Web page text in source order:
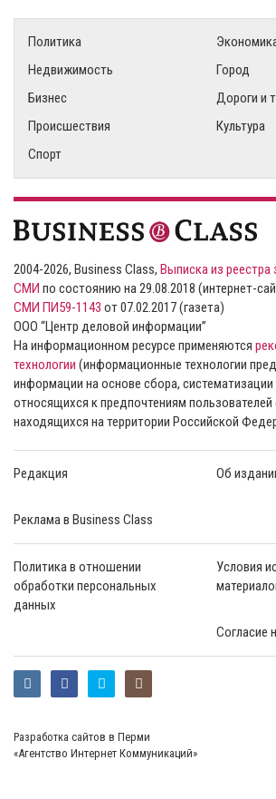
Политика
Недвижимость
Город
Бизнес
Дороги и
Происшествия
Культура
Спорт
2004-2026, Business Class, Выписка из реестра
СМИ по состоянию на 29.08.2018 (интернет-
СМИ ПИ59-1143 от 07.02.2017 (газета)
ООО “Центр деловой информации”
На информационном ресурсе применяются
технологии (информационные технологии
информации на основе сбора, систематизации
относящихся к предпочтениям пользователей
находящихся на территории Российской
Редакция Об
Реклама в Business Class
Политика в отношении
обработки персональных
данных
Условия
Согласие
Разработка сайтов в Перми
«Агентство Интернет Коммуникаций»